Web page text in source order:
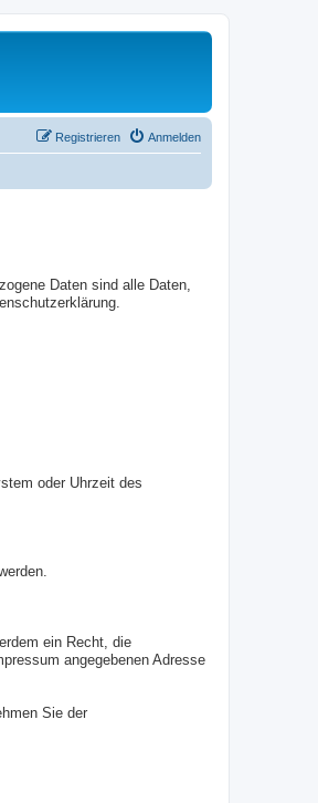
Anmelden
Registrieren
Daten sind alle Daten,
oder Uhrzeit des
ein Recht, die
angegebenen Adresse
Sie der